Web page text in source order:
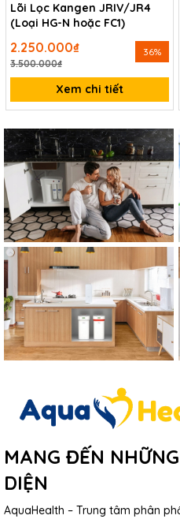
Lõi Lọc Kangen JRIV/JR4
(Loại HG-N hoặc FC1)
2.250.000₫
3.500.000₫
36%
Xem chi tiết
MANG ĐẾN NHỮNG
DIỆN
AquaHealth – Trung tâm phân